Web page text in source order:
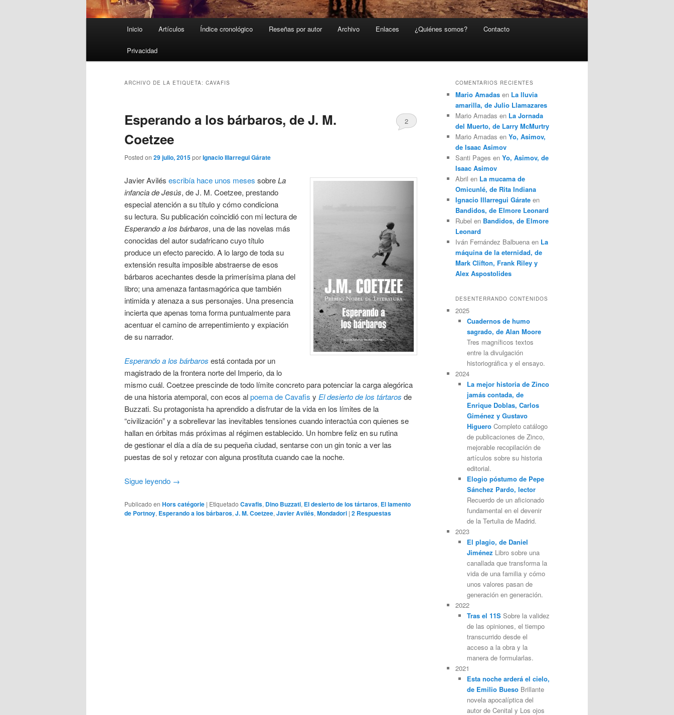
Inicio Artículos Índice cronológico Reseñas por autor Archivo Enlaces ¿Quiénes somos? Contacto
Privacidad
ARCHIVO DE LA ETIQUETA: CAVAFIS
Esperando a los bárbaros, de J. M.
Coetzee
Posted on 29 julio, 2015porIgnacio Illarregui Gárate
2
Javier Avilés escribía hace unos meses sobreLa
infancia de Jesús, de J. M. Coetzee, prestando
especial atención a su título y cómo condiciona
su lectura. Su publicación coincidió con mi lectura de
Esperando a los bárbaros, una de las novelas más
conocidas del autor sudafricano cuyo título
produce un efecto parecido. A lo largo de toda su
extensión resulta imposible abstraerse de esos
bárbaros acechantes desde la primerísima plana del
libro; una amenaza fantasmagórica que también
intimida y atenaza a sus personajes. Una presencia
incierta que apenas toma forma puntualmente para
acentuar el camino de arrepentimiento y expiación
de su narrador.
Esperando a los bárbaros está contada por un
magistrado de la frontera norte del Imperio, da lo
mismo cuál. Coetzee prescinde de todo límite concreto para potenciar la carga alegórica
de una historia atemporal, con ecos alpoema de Cavafis y El desierto de los tártaros de
Buzzati. Su protagonista ha aprendido a disfrutar de la vida en los límites de la
“civilización” y a sobrellevar las inevitables tensiones cuando interactúa con quienes se
hallan en órbitas más próximas al régimen establecido. Un hombre feliz en su rutina
de gestionar el día a día de su pequeña ciudad, sentarse con un gin tonic a ver las
puestas de sol y retozar con alguna prostituta cuando cae la noche.
Sigue leyendo →
Publicado en Hors catégorie | Etiquetado Cavafis, Dino Buzzati, El desierto de los tártaros, El lamento
de Portnoy, Esperando a los bárbaros, J. M. Coetzee, Javier Avilés, Mondadori | 2 Respuestas
COMENTARIOS RECIENTES
Mario Amadas en La lluvia
amarilla, de Julio Llamazares
Mario Amadas en La Jornada
del Muerto, de Larry McMurtry
Mario Amadas en Yo, Asimov,
de Isaac Asimov
Santi Pages en Yo, Asimov, de
Isaac Asimov
Abril en La mucama de
Omicunlé, de Rita Indiana
Ignacio Illarregui Gárate en
Bandidos, de Elmore Leonard
Rubel en Bandidos, de Elmore
Leonard
Iván Fernández Balbuena en La
máquina de la eternidad, de
Mark Clifton, Frank Riley y
Alex Aspostolides
DESENTERRANDO CONTENIDOS
2025
Cuadernos de humo
sagrado, de Alan Moore
Tres magníficos textos
entre la divulgación
historiográfica y el ensayo.
2024
La mejor historia de Zinco
jamás contada, de
Enrique Doblas, Carlos
Giménez y Gustavo
HigueroCompleto catálogo
de publicaciones de Zinco,
mejorable recopilación de
artículos sobre su historia
editorial.
Elogio póstumo de Pepe
Sánchez Pardo, lector
Recuerdo de un aficionado
fundamental en el devenir
de la Tertulia de Madrid.
2023
El plagio, de Daniel
Jiménez Libro sobre una
canallada que transforma la
vida de una familia y cómo
unos valores pasan de
generación en generación.
2022
Tras el 11SSobre la validez
de las opiniones, el tiempo
transcurrido desde el
acceso a la obra y la
manera de formularlas.
2021
Esta noche arderá el cielo,
de Emilio BuesoBrillante
novela apocalíptica del
autor de Cenital y Los ojos